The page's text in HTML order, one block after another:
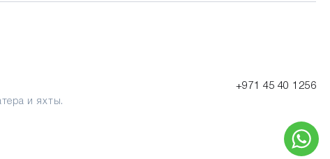
и яхты.
+971 45 40 1256